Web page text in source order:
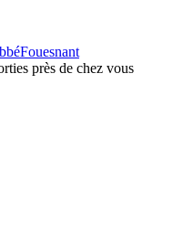
Fouesnant
près de chez vous